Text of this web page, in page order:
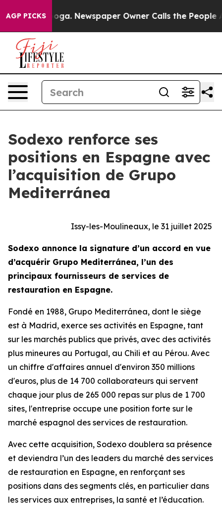
AGP PICKS Newspaper Owner Calls the People
Sodexo renforce ses
positions en Espagne avec
l’acquisition de Grupo
Mediterránea
Issy-les-Moulineaux, le 31 juillet 2025
Sodexo annonce la signature d’un accord en vue
d’acquérir Grupo Mediterránea, l’un des
principaux fournisseurs de services de
restauration en Espagne.
Fondé en 1988, Grupo Mediterránea, dont le siège
est à Madrid, exerce ses activités en Espagne, tant
sur les marchés publics que privés, avec des activités
plus mineures au Portugal, au Chili et au Pérou. Avec
un chiffre d'affaires annuel d'environ 350 millions
d'euros, plus de 14 700 collaborateurs qui servent
chaque jour plus de 265 000 repas sur plus de 1 700
sites, l'entreprise occupe une position forte sur le
marché espagnol des services de restauration.
Avec cette acquisition, Sodexo doublera sa présence
et deviendra l’un des leaders du marché des services
de restauration en Espagne, en renforçant ses
positions dans des segments clés, en particulier dans
les services aux entreprises, la santé et l’éducation.